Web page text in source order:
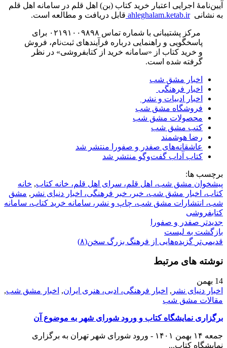
آیین‌نامۀ اجرایی اعتبار خرید کتاب (بن) اهل قلم در سامانه اهل قلم
به نشانیahleghalam.ketab.ir قابل دریافت و مطالعه است.
مرکز پشتیبانی با شماره تماس ۰۲۱۹۱۰۰۹۸۹۸ برای
پاسخگویی و راهنمایی درباره فرآیندهای ثبت‌نام، فروش
و خرید کتاب از «سامانه خرید از کتابفروشی» در نظر
گرفته شده است.
اخبار مشق شب
اخبار فرهنگی
اخبار ادبیات و نشر
فروشگاه مشق شب
محصولات مشق شب
کتب مشق شب
رضا هوشمند
عاشقانه‌های صفدر و صفورا منتشر شد
کتاب آداب گفت‌و‌گو منتشر شد
برچسب ها:
پیشخوان مشق شب، اهل قلم، سرای اهل قلم، خانه کتاب, خانه
کتاب، اخبار مشق شب، خبر، خبر فرهنگی، اخبار دنیای نشر , مشق
شب، انتشارات مشق شب، چاپ و نشر، سامانه خرید کتاب، سامانه
کتابفروشی
جدیدتر صفدر و صفورا
بازگشت بە لیست
قدیمی‌تر گزیده‌هایی از فرهنگ بزرگ سخن(۸)
نوشته های مرتبط
14 بهمن
اخبار دنیای نشر , اخبار فرهنگی، ادبی، هنری ایران, اخبار مشق شب,
مقالات مشق شب
برگزاری نمایشگاه کتاب و ورود شورای شهر به موضوع آن
جمعه ۱۴ بهمن ۱۴۰۱ - ورود شورای شهر تهران به برگزاری
نمایشگاه کتاب...